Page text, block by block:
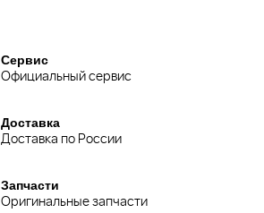
Сервис
Официальный сервис
Доставка
Доставка по России
Запчасти
Оригинальные запчасти